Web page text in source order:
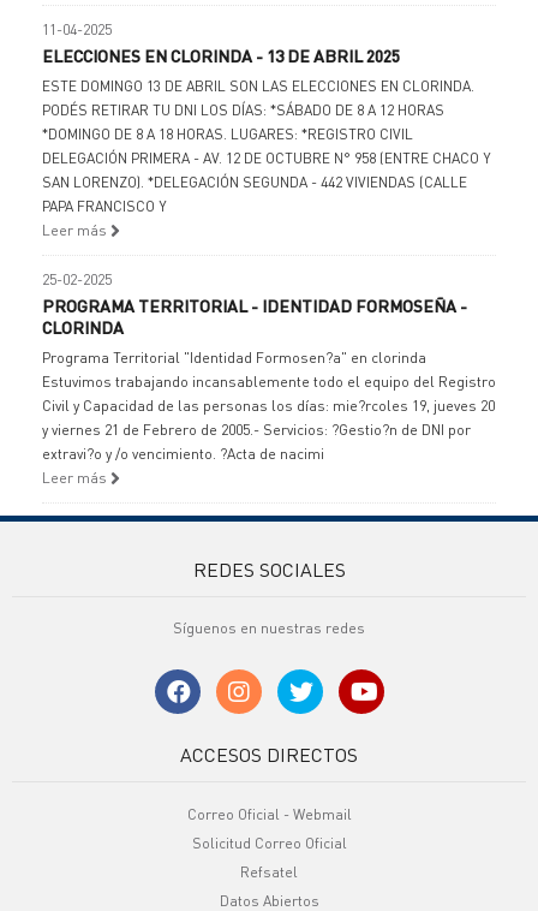
11-04-2025
ELECCIONES EN CLORINDA - 13 DE ABRIL 2025
ESTE DOMINGO 13 DE ABRIL SON LAS ELECCIONES EN CLORINDA.
PODÉS RETIRAR TU DNI LOS DÍAS: *SÁBADO DE 8 A 12 HORAS
*DOMINGO DE 8 A 18 HORAS. LUGARES: *REGISTRO CIVIL
DELEGACIÓN PRIMERA - AV. 12 DE OCTUBRE N° 958 (ENTRE CHACO Y
SAN LORENZO). *DELEGACIÓN SEGUNDA - 442 VIVIENDAS (CALLE
PAPA FRANCISCO Y
Leer más
25-02-2025
PROGRAMA TERRITORIAL - IDENTIDAD FORMOSEÑA -
CLORINDA
Programa Territorial "Identidad Formosen?a" en clorinda
Estuvimos trabajando incansablemente todo el equipo del Registro
Civil y Capacidad de las personas los días: mie?rcoles 19, jueves 20
y viernes 21 de Febrero de 2005.- Servicios: ?Gestio?n de DNI por
extravi?o y /o vencimiento. ?Acta de nacimi
Leer más
REDES SOCIALES
Síguenos en nuestras redes
ACCESOS DIRECTOS
Correo Oficial - Webmail
Solicitud Correo Oficial
Refsatel
Datos Abiertos